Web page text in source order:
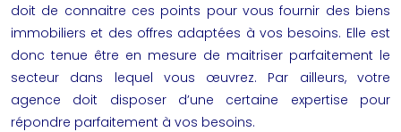
doit de connaitre ces points pour vous fournir des biens
immobiliers et des offres adaptées à vos besoins. Elle est
donc tenue être en mesure de maitriser parfaitement le
secteur dans lequel vous œuvrez. Par ailleurs, votre
agence doit disposer d’une certaine expertise pour
répondre parfaitement à vos besoins.